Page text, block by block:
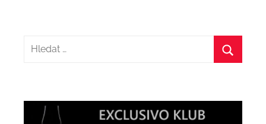
Hledat: